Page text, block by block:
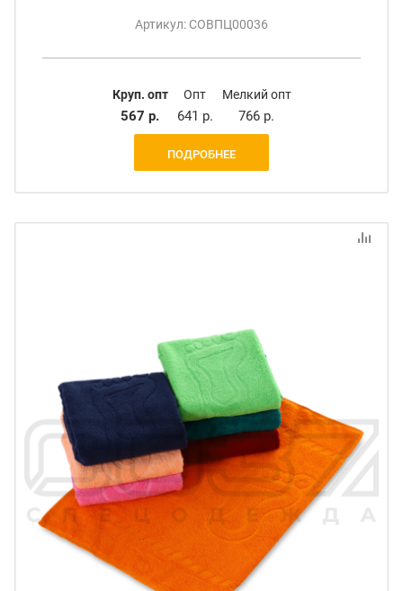
Артикул: СОВПЦ00036
Круп. опт
567 р.
Опт
641 р.
Мелкий опт
766 р.
ПОДРОБНЕЕ